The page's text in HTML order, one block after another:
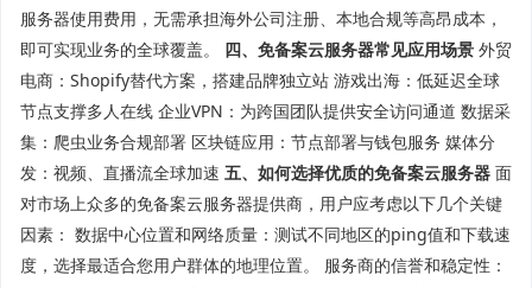
服务器使用费用，无需承担海外公司注册、本地合规等高昂成本，
即可实现业务的全球覆盖。 四、免备案云服务器常见应用场景 外贸
电商：Shopify替代方案，搭建品牌独立站 游戏出海：低延迟全球
节点支撑多人在线 企业VPN：为跨国团队提供安全访问通道 数据采
集：爬虫业务合规部署 区块链应用：节点部署与钱包服务 媒体分
发：视频、直播流全球加速 五、如何选择优质的免备案云服务器 面
对市场上众多的免备案云服务器提供商，用户应考虑以下几个关键
因素： 数据中心位置和网络质量：测试不同地区的ping值和下载速
度，选择最适合您用户群体的地理位置。 服务商的信誉和稳定性：